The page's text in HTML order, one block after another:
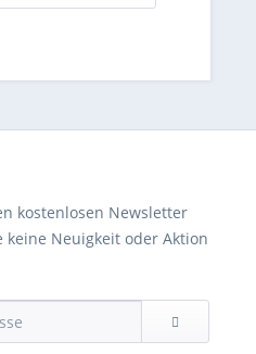
kostenlosen Newsletter
keine Neuigkeit oder Aktion